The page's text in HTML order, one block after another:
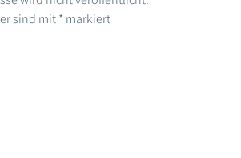
sind mit* markiert